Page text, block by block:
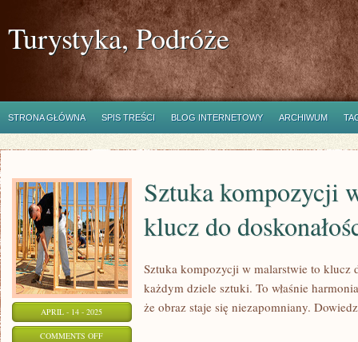
Turystyka, Podróże
STRONA GŁÓWNA SPIS TREŚCI BLOG INTERNETOWY ARCHIWUM
APRIL - 14 - 2025
COMMENTS OFFON
Sztuka kompozycji
klucz do
Sztuka kompozycji w malarstwie to klucz
każdym dziele sztuki. To właśnie
że obraz staje się niezapomniany.